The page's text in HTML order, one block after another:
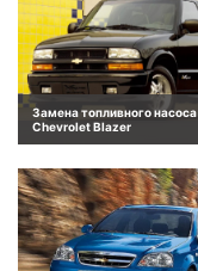
Замена топливного насоса
Chevrolet Blazer